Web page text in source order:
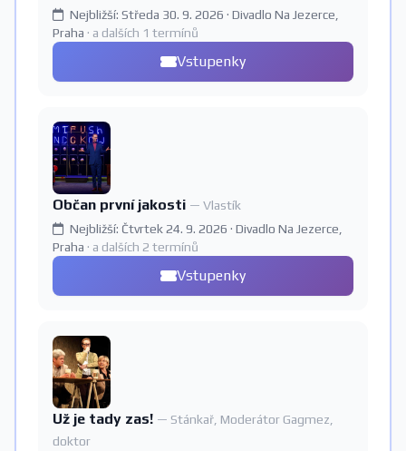
Nejbližší: Středa 30. 9. 2026 · Divadlo Na Jezerce,
Praha · a dalších 1 termínů
Vstupenky
Občan první jakosti — Vlastík
Nejbližší: Čtvrtek 24. 9. 2026 · Divadlo Na Jezerce,
Praha · a dalších 2 termínů
Vstupenky
Už je tady zas! — Stánkař, Moderátor Gagmez,
doktor